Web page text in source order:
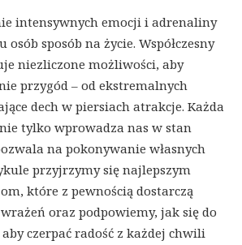
intensywnych emocji i adrenaliny
osób sposób na życie. Współczesny
niezliczone możliwości, aby
przygód – od ekstremalnych
dech w piersiach atrakcje. Każda
tylko wprowadza nas w stan
na pokonywanie własnych
przyjrzymy się najlepszym
które z pewnością dostarczą
oraz podpowiemy, jak się do
czerpać radość z każdej chwili